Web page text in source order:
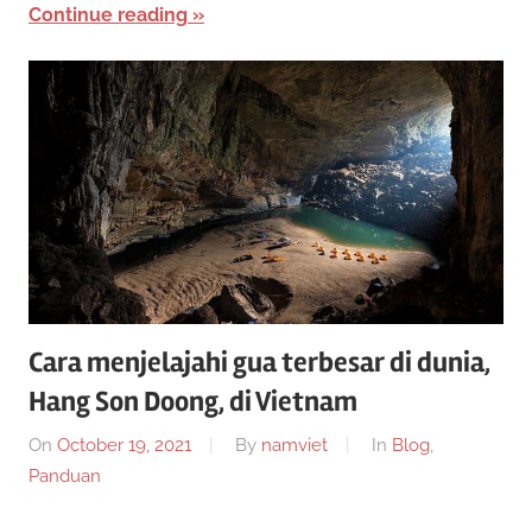
0
2
n
Continue reading
Cara menjelajahi gua terbesar di dunia,
Hang Son Doong, di Vietnam
On October 19, 2021 By namviet In Blog,
Panduan